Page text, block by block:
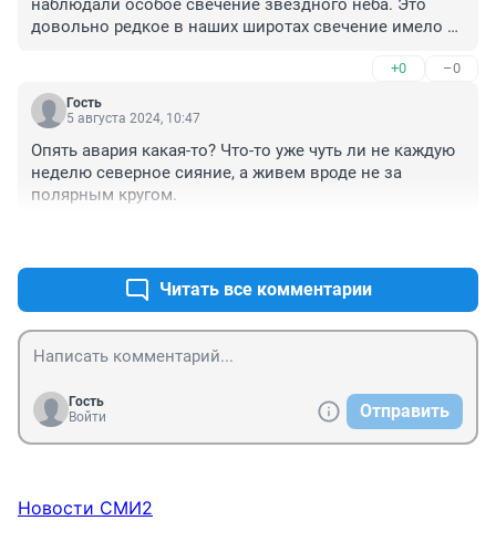
наблюдали особое свечение звёздного неба. Это
довольно редкое в наших широтах свечение имело
красное, временами переходящее в слабо-розовое и
светло-голубое свечение вначале охватывало
значительную часть юго-западной и северо-
его можно было наблюдать в северо-западном
направлении. На фоне неба появлялись
сравнительно большие окрашенные области и
направление. Изучение природы полярных сияний,
начатое ещё Ломоносовым, продолжается и в наши
дни. В современной науке нашла подтверждение
основная мысль Ломоносова, что полярное сияние
возникает в верхних слоях атмосферы в результате
будет наблюдать и в дальнейшем на широтах Южного
Урала"
+0 –0
Гость
5 августа 2024, 10:47
Опять авария какая-то? Что-то уже чуть ли не каждую
неделю северное сияние, а живем вроде не за
полярным кругом.
Читать все комментарии
Гость
Войти
Отправить
Новости СМИ2